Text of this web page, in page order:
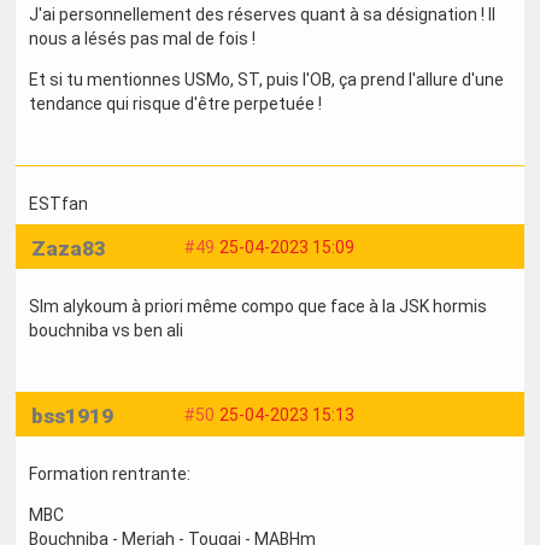
J'ai personnellement des réserves quant à sa désignation ! Il
nous a lésés pas mal de fois !
Et si tu mentionnes USMo, ST, puis l'OB, ça prend l'allure d'une
tendance qui risque d'être perpetuée !
ESTfan
#49 25-04-2023 15:09
Zaza83
Slm alykoum à priori même compo que face à la JSK hormis
bouchniba vs ben ali
#50 25-04-2023 15:13
bss1919
Formation rentrante:
MBC
Bouchniba - Meriah - Tougai - MABHm